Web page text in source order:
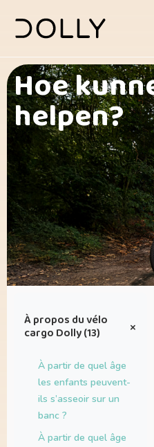
Hoe
helpen?
À propos du vélo
cargo Dolly (13) +
À partir de quel âge
les enfants peuvent-
ils s’asseoir sur un
banc ?
À partir de quel âge